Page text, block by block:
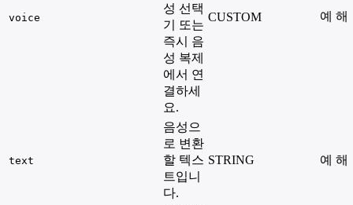
voice
성 선택
기 또는
즉시 음
성 복제
에서 연
결하세
요.
CUSTOM 예 해
text
음성으
로 변환
할 텍스
트입니
다.
STRING 예 해